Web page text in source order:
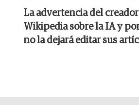
La advertencia del
Wikipedia sobre la IA y
no la dejará editar sus